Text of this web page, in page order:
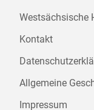
Westsächsische
Kontakt
Allgemeine
Impressum